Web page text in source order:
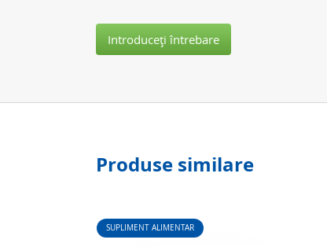
Introduceţi întrebare
Produse similare
SUPLIMENT ALIMENTAR